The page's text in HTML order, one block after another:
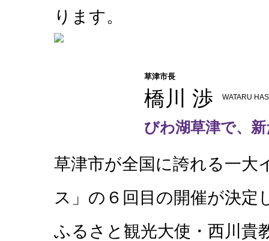
ります。
草津市長
橋川 渉 WATARU
びわ湖草津で、
草津市が全国に誇れる一大
ス」の６回目の開催が決
ふるさと観光大使・西川貴